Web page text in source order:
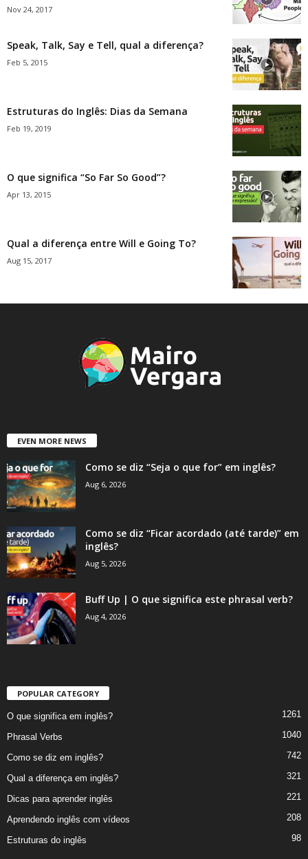
Nov 24, 2017
Speak, Talk, Say e Tell, qual a diferença?
Feb 5, 2015
Estruturas do Inglês: Dias da Semana
Feb 19, 2019
O que significa “So Far So Good”?
Apr 13, 2015
Qual a diferença entre Will e Going To?
Aug 15, 2017
EVEN MORE NEWS
Como se diz “Seja o que for” em inglês?
Aug 6, 2026
Como se diz “Ficar acordado (até tarde)” em
inglês?
Aug 5, 2026
Buff Up | O que significa este phrasal verb?
Aug 4, 2026
POPULAR CATEGORY
O que significa em inglês? 1261
Phrasal Verbs 1040
Como se diz em inglês? 742
Qual a diferença em inglês? 321
Dicas para aprender inglês 221
Aprendendo inglês com vídeos 208
Estruturas do inglês 98